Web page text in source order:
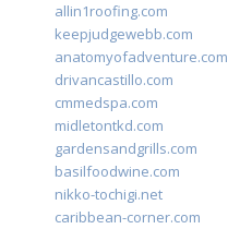
allin1roofing.com
keepjudgewebb.com
anatomyofadventure.com
drivancastillo.com
cmmedspa.com
midletontkd.com
gardensandgrills.com
basilfoodwine.com
nikko-tochigi.net
caribbean-corner.com